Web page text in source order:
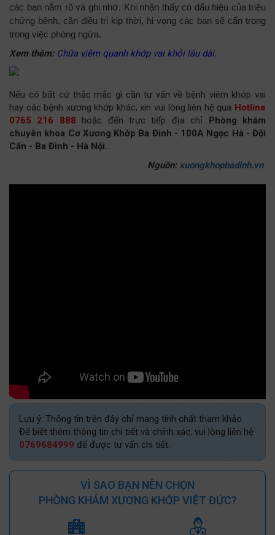
các bạn nắm rõ và ghi nhớ. Khi nhận thấy có dấu hiệu của triệu
chứng bệnh, cần điều trị kịp thời, hi vọng các bạn sẽ cẩn trọng
trong việc phòng ngừa.
Xem thêm: Chữa viêm quanh khớp vai khỏi lâu dài.
Nếu có bất cứ thắc mắc gì cần tư vấn về bệnh viêm khớp vai
hay các bệnh xương khớp khác, xin vui lòng liên hệ qua Hotline
0765 216 888 hoặc đến trực tiếp địa chỉ
Phòng khám
chuyên khoa Cơ Xương Khớp Ba Đình - 100A Ngọc Hà - Đội
Cấn - Ba Đình - Hà Nội.
Nguồn:xuongkhopbadinh.vn
Lưu ý: Thông tin trên đây chỉ mang tính chất tham khảo.
Để biết thêm thông tin chi tiết và chính xác, vui lòng liên hệ
0769684999 để được tư vấn chi tiết.
VÌ SAO BẠN NÊN CHỌN
PHÒNG KHÁM XƯƠNG KHỚP VIỆT ĐỨC?